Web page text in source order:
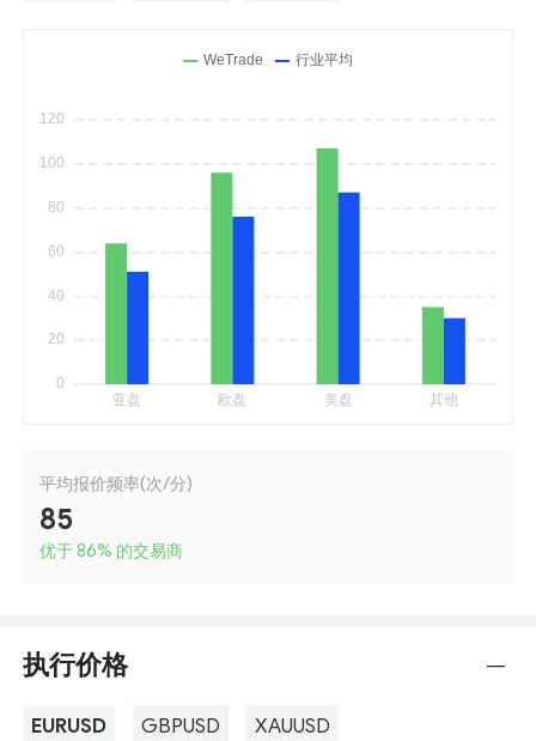
平均报价频率(次/分)
85
优于 86% 的交易商
执行价格 ---
EURUSD GBPUSD XAUUSD